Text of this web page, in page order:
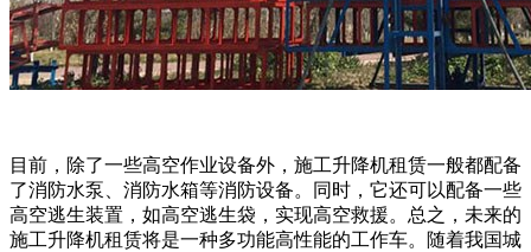
目前，除了一些高空作业设备外，施工升降机租赁一般都配备
了消防水泵、消防水箱等消防设备。同时，它还可以配备一些
高空逃生装置，如高空逃生袋，实现高空救援。总之，未来的
施工升降机租赁将是一种多功能高性能的工作车。随着我国城